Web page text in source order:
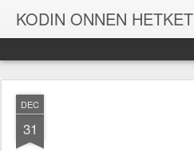
KODIN ONNEN HETKET
DEC
31